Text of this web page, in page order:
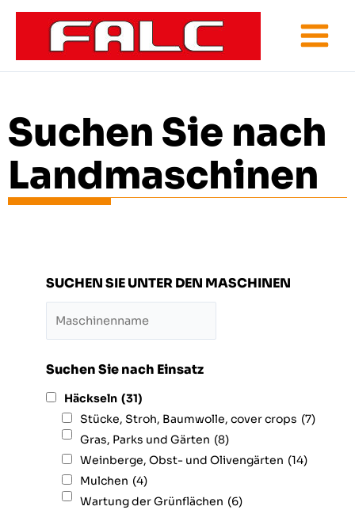
Zum
Suchen Sie nach
Landmaschinen
SUCHEN SIE UNTER DEN MASCHINEN
Suchen Sie nach Einsatz
Häckseln (31)
Stücke, Stroh, Baumwolle, cover crops (7)
Gras, Parks und Gärten (8)
Weinberge, Obst- und Olivengärten (14)
Mulchen (4)
Wartung der Grünflächen (6)